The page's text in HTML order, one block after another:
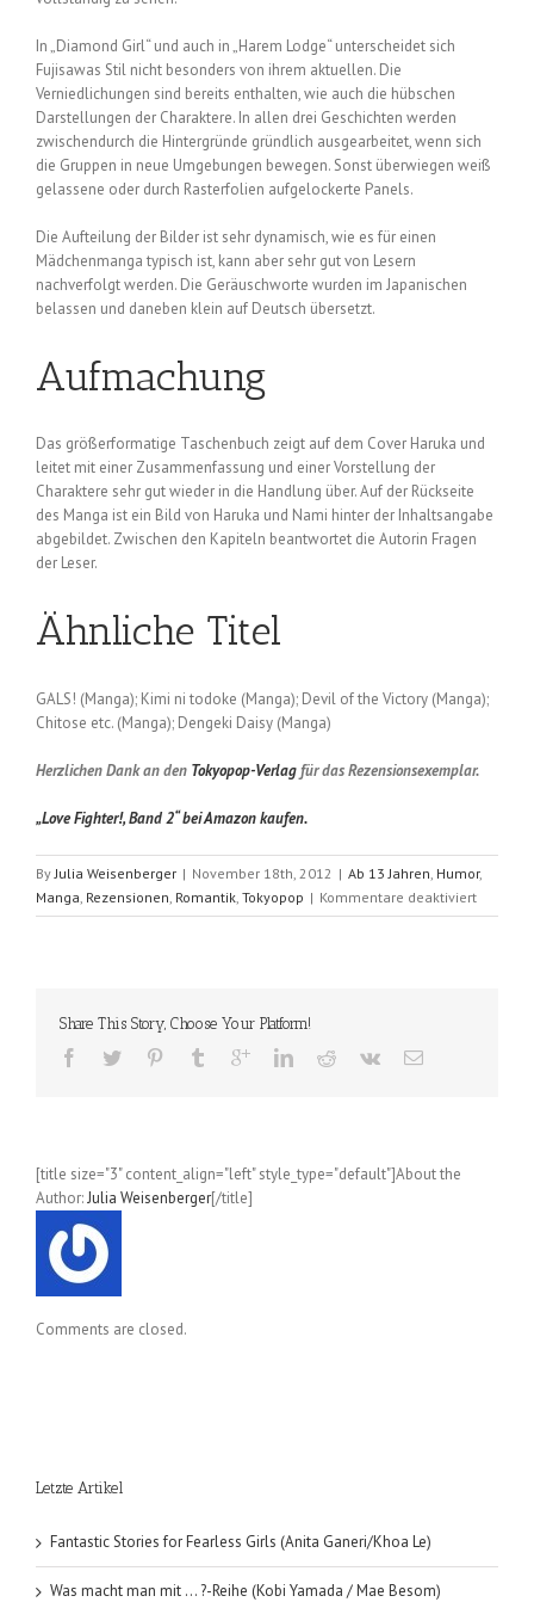
In „Diamond Girl“ und auch in „Harem Lodge“ unterscheidet sich
Fujisawas Stil nicht besonders von ihrem aktuellen. Die
Verniedlichungen sind bereits enthalten, wie auch die hübschen
Darstellungen der Charaktere. In allen drei Geschichten werden
zwischendurch die Hintergründe gründlich ausgearbeitet, wenn sich
die Gruppen in neue Umgebungen bewegen. Sonst überwiegen weiß
gelassene oder durch Rasterfolien aufgelockerte Panels.
Die Aufteilung der Bilder ist sehr dynamisch, wie es für einen
Mädchenmanga typisch ist, kann aber sehr gut von Lesern
nachverfolgt werden. Die Geräuschworte wurden im Japanischen
belassen und daneben klein auf Deutsch übersetzt.
Aufmachung
Das größerformatige Taschenbuch zeigt auf dem Cover Haruka und
leitet mit einer Zusammenfassung und einer Vorstellung der
Charaktere sehr gut wieder in die Handlung über. Auf der Rückseite
des Manga ist ein Bild von Haruka und Nami hinter der Inhaltsangabe
abgebildet. Zwischen den Kapiteln beantwortet die Autorin Fragen
der Leser.
Ähnliche Titel
GALS! (Manga); Kimi ni todoke (Manga); Devil of the Victory (Manga);
Chitose etc. (Manga); Dengeki Daisy (Manga)
Herzlichen Dank an den Tokyopop-Verlagfür das Rezensionsexemplar.
„Love Fighter!, Band 2“ bei Amazon kaufen.
By Julia Weisenberger | November 18th, 2012 | Ab 13 Jahren Humor,
Manga Rezensionen Romantik Tokyopop | Kommentare deaktiviertfür
Love
Share This Story, Choose Your Platform!
[title size="3" content_align="left" style_type="default"]About the
Author:Julia Weisenberger[/title]
Comments are closed.
Letzte Artikel
Fantastic Stories for Fearless Girls (Anita Ganeri/Khoa Le)
Was macht man mit … ?-Reihe (Kobi Yamada / Mae Besom)